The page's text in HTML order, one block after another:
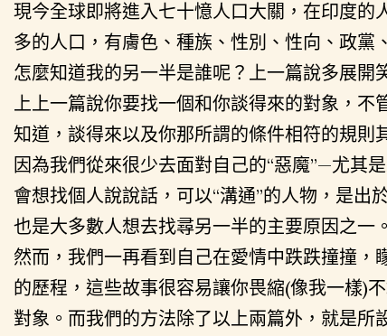
現今全球即將進入七十憶人口大關，在印度的
多的人口，有膚色、種族、性別、性向、政黨
怎麼知道我的另一半是誰呢？上一篇說多展開
上上一篇說你要找一個和你談得來的對象，
知道，談得來以及你那所謂的條件相符的規則
因為我們從來很少去面對自己的“惡魔”—尤其
會想找個人說說話，可以“溝通”的人物，是出
也是大多數人想去找尋另一半的主要原因之一。
然而，我們一再看到自己在愛情中跌跌撞撞，
的歷程，這些故事很容易讓你畏縮(像我一樣)
對象。而我們的方法除了以上兩篇外，就是所